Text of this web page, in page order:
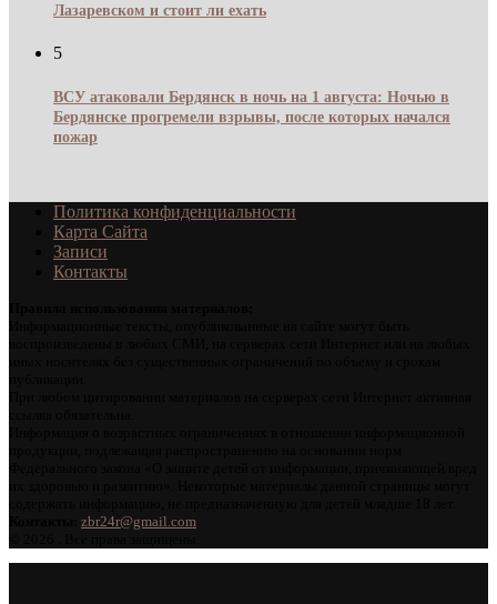
Лазаревском и стоит ли ехать
5
ВСУ атаковали Бердянск в ночь на 1 августа: Ночью в
Бердянске прогремели взрывы, после которых начался
пожар
Политика конфиденциальности
Карта Сайта
Записи
Контакты
zbr24r@gmail.com